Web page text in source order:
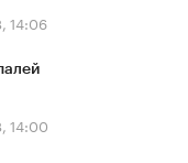
14:06
14:00